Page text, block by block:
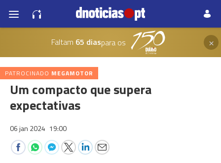
Faltam 65 diaspara os ×
PATROCINADO MEGAMOTOR
Um compacto que supera
expectativas
06 jan 2024 19:00